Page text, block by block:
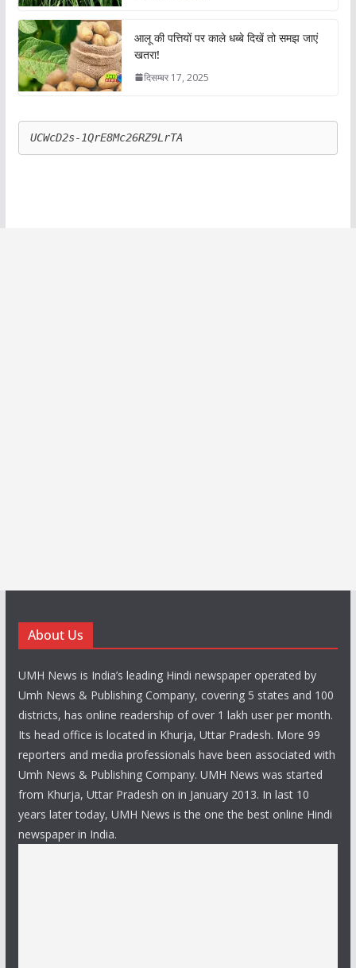
आलू की पत्तियों पर काले धब्बे दिखें तो समझ जाएं
खतरा!
दिसम्बर 17, 2025
UCWcD2s-1QrE8Mc26RZ9LrTA
About Us
UMH News is India’s leading Hindi newspaper operated by
Umh News & Publishing Company, covering 5 states and 100
districts, has online readership of over 1 lakh user per month.
Its head office is located in Khurja, Uttar Pradesh. More 99
reporters and media professionals have been associated with
Umh News & Publishing Company. UMH News was started
from Khurja, Uttar Pradesh on in January 2013. In last 10
years later today, UMH News is the one the best online Hindi
newspaper in India.